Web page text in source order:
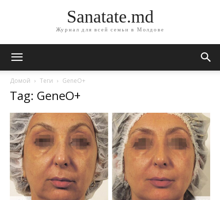
Sanatate.md
Журнал для всей семьи в Молдове
Домой Теги GeneO+
Tag: GeneO+